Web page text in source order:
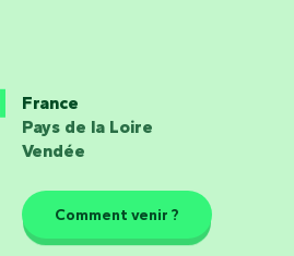
France
Pays de la Loire
Vendée
Comment venir ?